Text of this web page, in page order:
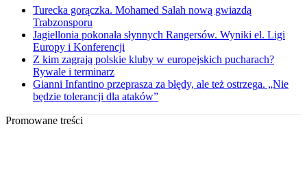
Turecka gorączka. Mohamed Salah nową gwiazdą
Trabzonsporu
Jagiellonia pokonała słynnych Rangersów. Wyniki el. Ligi
Europy i Konferencji
Z kim zagrają polskie kluby w europejskich pucharach?
Rywale i terminarz
Gianni Infantino przeprasza za błędy, ale też ostrzega. „Nie
będzie tolerancji dla ataków”
Promowane treści